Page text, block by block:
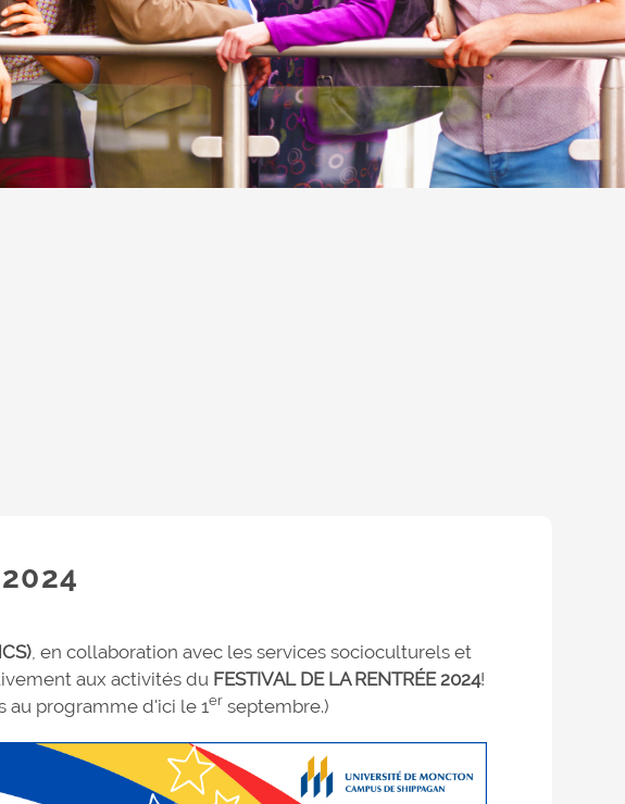
, en collaboration avec les services socioculturels et
aux activités du FESTIVAL DE LA RENTRÉE 2024!
au programme d'ici le 1er septembre.)